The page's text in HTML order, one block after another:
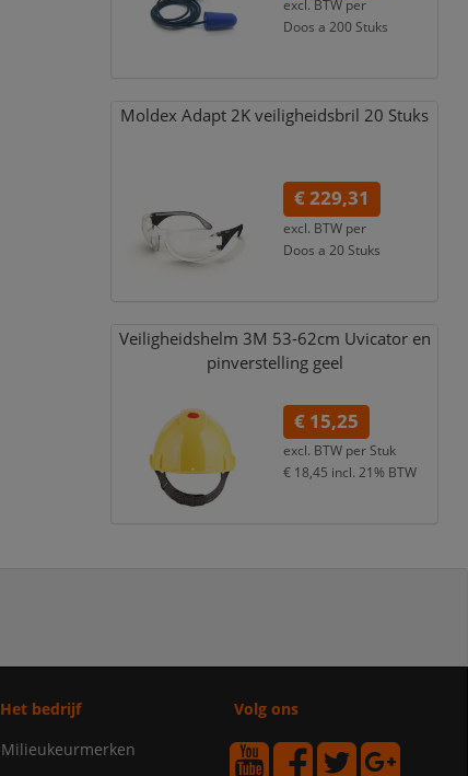
excl. BTW per
Doos a 200 Stuks
Moldex Adapt 2K veiligheidsbril 20 Stuks
€ 229,31
excl. BTW per
Doos a 20 Stuks
Veiligheidshelm 3M 53-62cm Uvicator en
pinverstelling geel
€ 15,25
excl. BTW per Stuk
€ 18,45 incl. 21% BTW
Het bedrijf
Milieukeurmerken
Volg ons